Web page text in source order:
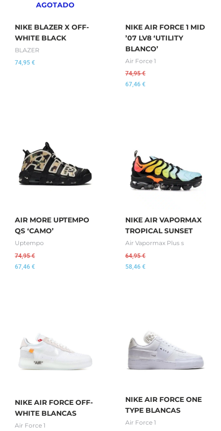
AGOTADO
NIKE BLAZER X OFF-
WHITE BLACK
BLAZER
74,95 €
NIKE AIR FORCE 1 MID
’07 LV8 ‘UTILITY
BLANCO’
Air Force 1
74,95€
67,46 €
AIR MORE UPTEMPO
QS ‘CAMO’
Uptempo
74,95€
67,46 €
NIKE AIR VAPORMAX
TROPICAL SUNSET
Air Vapormax Plus s
64,95€
58,46 €
NIKE AIR FORCE OFF-
WHITE BLANCAS
Air Force 1
NIKE AIR FORCE ONE
TYPE BLANCAS
Air Force 1